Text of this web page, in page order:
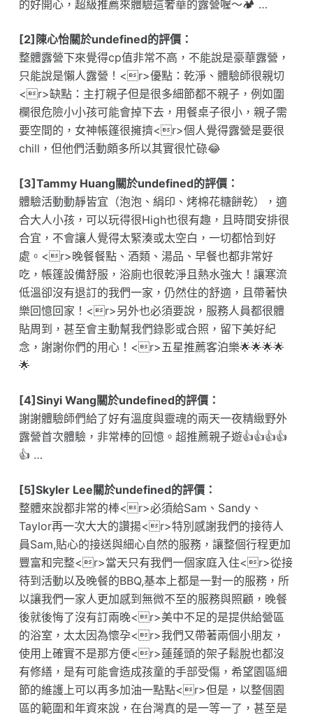
的好開心，超級推薦來體驗這奢華的露營喔～🏕️ …
[2]陳心怡關於undefined的評價：
整體露營下來覺得cp值非常不高，不能說是豪華露營，
只能說是懶人露營！<r>優點：乾淨、體驗師很親切
<r>缺點：主打親子但是很多細節都不親子，例如圍
欄很危險小小孩可能會掉下去，用餐桌子很小，親子需
要空間的，女神帳篷很擁擠<r>個人覺得露營是要很
chill，但他們活動頗多所以其實很忙碌😂
[3]Tammy Huang關於undefined的評價：
體驗活動動靜皆宜（泡泡、絹印、烤棉花糖餅乾），適
合大人小孩，可以玩得很High也很有趣，且時間安排很
合宜，不會讓人覺得太緊湊或太空白，一切都恰到好
處。<r>晚餐餐點、酒類、湯品、早餐也都非常好
吃，帳篷設備舒服，浴廁也很乾淨且熱水強大！讓寒流
低溫卻沒有退訂的我們一家，仍然住的舒適，且帶著快
樂回憶回家！<r>另外也必須要說，服務人員都很體
貼周到，甚至會主動幫我們錄影或合照，留下美好紀
念，謝謝你們的用心！<r>五星推薦客泊樂🌟🌟🌟🌟
🌟
[4]Sinyi Wang關於undefined的評價：
謝謝體驗師們給了好有溫度與靈魂的兩天一夜精緻野外
露營首次體驗，非常棒的回憶。超推薦親子遊👍👍👍👍
👍 …
[5]Skyler Lee關於undefined的評價：
整體來說都非常的棒<r>必須給Sam、Sandy、
Taylor再一次大大的讚揚<r>特別感謝我們的接待人
員Sam,貼心的接送與細心自然的服務，讓整個行程更加
豐富和完整<r>當天只有我們一個家庭入住<r>從接
待到活動以及晚餐的BBQ,基本上都是一對一的服務，所
以讓我們一家人更加感到無微不至的服務與照顧，晚餐
後就後悔了沒有訂兩晚<r>美中不足的是提供給營區
的浴室，太太因為懷孕<r>我們又帶著兩個小朋友，
使用上確實不是那方便<r>蓮蓬頭的架子鬆脫也都沒
有修繕，是有可能會造成孩童的手部受傷，希望園區細
節的維護上可以再多加油一點點<r>但是，以整個園
區的範圍和年資來說，在台灣真的是一等一了，甚至是